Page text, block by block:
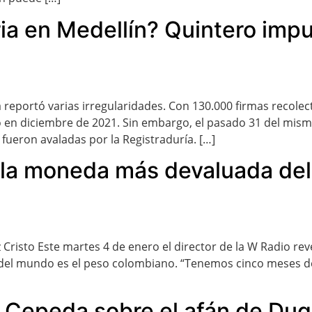
en Medellín? Quintero
varias irregularidades. Con 130.000 firmas
diciembre de 2021. Sin embargo, el pasado 31 del
avaladas por la Registraduría. […]
moneda más devaluada
Este martes 4 de enero el director de la W Radio
mundo es el peso colombiano. “Tenemos cinco meses